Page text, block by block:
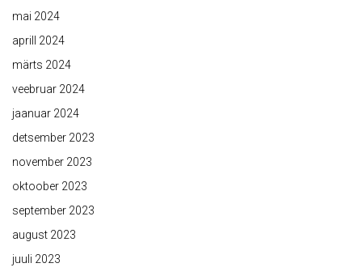
mai 2024
aprill 2024
märts 2024
veebruar 2024
jaanuar 2024
detsember 2023
november 2023
oktoober 2023
september 2023
august 2023
juuli 2023